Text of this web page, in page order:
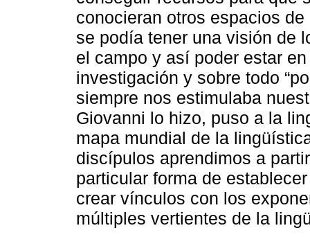
conocieran otros espacios
se podía tener una visión de
el campo y así poder estar
investigación y sobre todo
siempre nos estimulaba
Giovanni lo hizo, puso a la
mapa mundial de la
discípulos aprendimos a
particular forma de
crear vínculos con los
múltiples vertientes de la